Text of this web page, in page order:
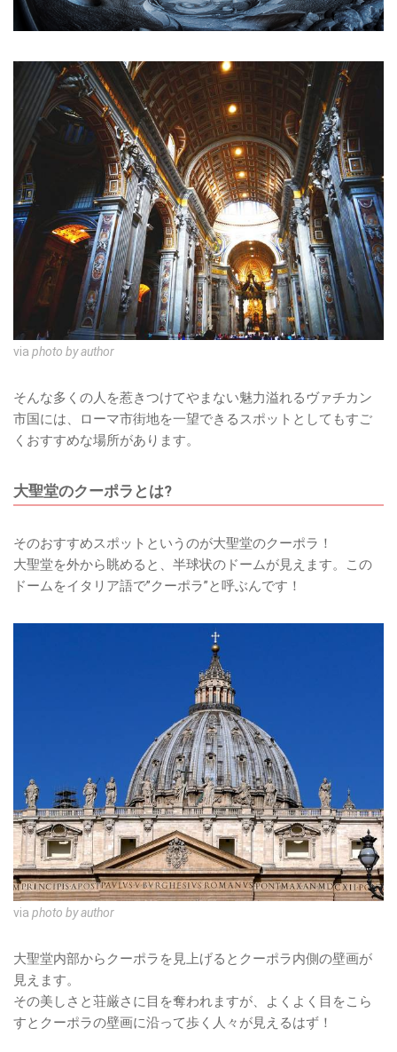
via photo by author
そんな多くの人を惹きつけてやまない魅力溢れるヴァチカン
市国には、ローマ市街地を一望できるスポットとしてもすご
くおすすめな場所があります。
大聖堂のクーポラとは?
そのおすすめスポットというのが大聖堂のクーポラ！
大聖堂を外から眺めると、半球状のドームが見えます。この
ドームをイタリア語で”クーポラ”と呼ぶんです！
via photo by author
大聖堂内部からクーポラを見上げるとクーポラ内側の壁画が
見えます。
その美しさと荘厳さに目を奪われますが、よくよく目をこら
すとクーポラの壁画に沿って歩く人々が見えるはず！